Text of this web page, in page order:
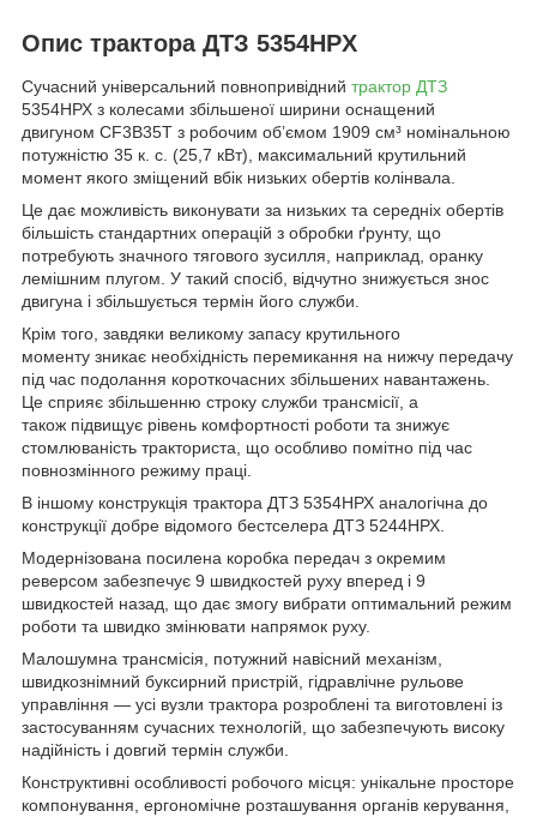
Опис трактора ДТЗ 5354HPX
Сучасний універсальний повнопривідний трактор ДТЗ
5354НРХ з колесами збільшеної ширини оснащений
двигуном CF3B35T з робочим об’ємом 1909 см³ номінальною
потужністю 35 к. c. (25,7 кВт), максимальний крутильний
момент якого зміщений вбік низьких обертів колінвала.
Це дає можливість виконувати за низьких та середніх обертів
більшість стандартних операцій з обробки ґрунту, що
потребують значного тягового зусилля, наприклад, оранку
лемішним плугом. У такий спосіб, відчутно знижується знос
двигуна і збільшується термін його служби.
Крім того, завдяки великому запасу крутильного
моменту зникає необхідність перемикання на нижчу передачу
під час подолання короткочасних збільшених навантажень.
Це сприяє збільшенню строку служби трансмісії, а
також підвищує рівень комфортності роботи та знижує
стомлюваність тракториста, що особливо помітно під час
повнозмінного режиму праці.
В іншому конструкція трактора ДТЗ 5354НРХ аналогічна до
конструкції добре відомого бестселера ДТЗ 5244НРХ.
Модернізована посилена коробка передач з окремим
реверсом забезпечує 9 швидкостей руху вперед і 9
швидкостей назад, що дає змогу вибрати оптимальний режим
роботи та швидко змінювати напрямок руху.
Малошумна трансмісія, потужний навісний механізм,
швидкознімний буксирний пристрій, гідравлічне рульове
управління — усі вузли трактора розроблені та виготовлені із
застосуванням сучасних технологій, що забезпечують високу
надійність і довгий термін служби.
Конструктивні особливості робочого місця: унікальне просторе
компонування, ергономічне розташування органів керування,